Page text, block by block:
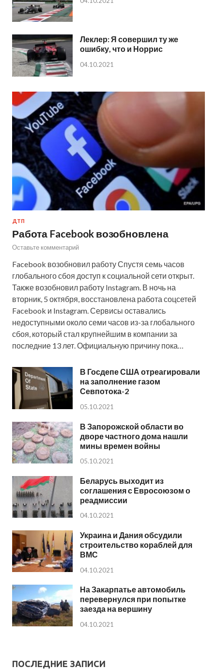
Леклер: Я совершил ту же
ошибку, что и Норрис
04.10.2021
ДТП
Работа Facebook возобновлена
Оставьте комментарий
Facebook возобновил работу Спустя семь часов
глобального сбоя доступ к социальной сети открыт.
Также возобновил работу Instagram. В ночь на
вторник, 5 октября, восстановлена работа соцсетей
Facebook и Instagram. Сервисы оставались
недоступными около семи часов из-за глобального
сбоя, который стал крупнейшим в компании за
последние 13 лет. Официальную причину пока…
В Госдепе США отреагировали
на заполнение газом
Севпотока-2
05.10.2021
В Запорожской области во
дворе частного дома нашли
мины времен войны
05.10.2021
Беларусь выходит из
соглашения с Евросоюзом о
реадмиссии
04.10.2021
Украина и Дания обсудили
строительство кораблей для
ВМС
04.10.2021
На Закарпатье автомобиль
перевернулся при попытке
заезда на вершину
04.10.2021
ПОСЛЕДНИЕ ЗАПИСИ